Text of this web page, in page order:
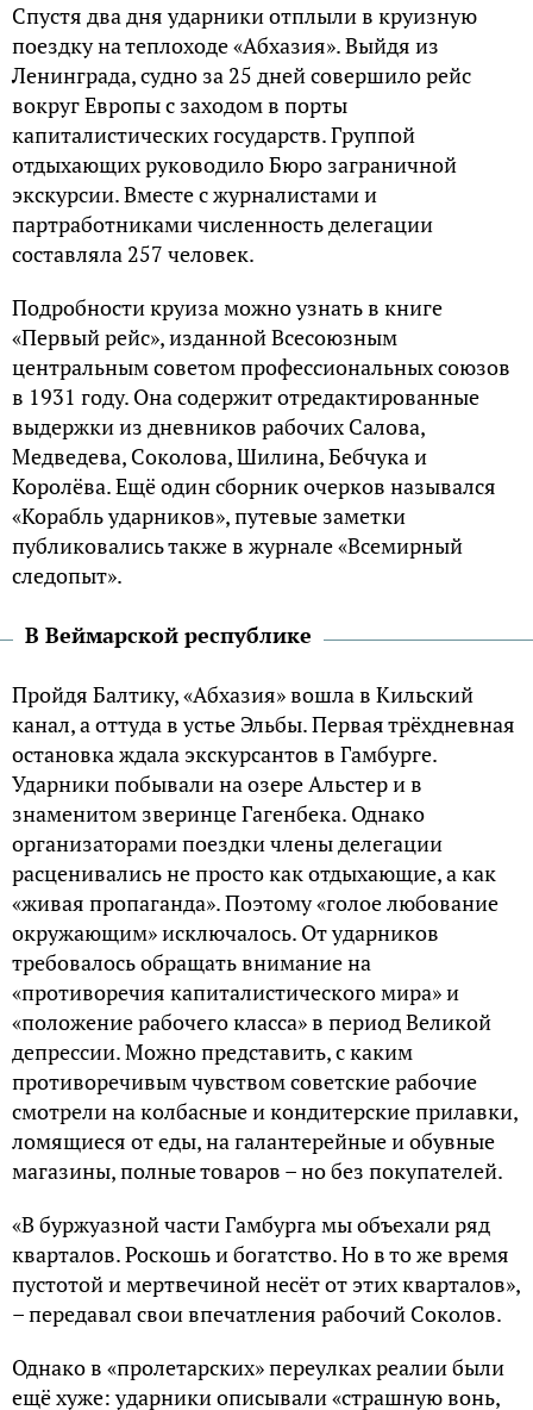
Спустя два дня ударники отплыли в круизную
поездку на теплоходе «Абхазия». Выйдя из
Ленинграда, судно за 25 дней совершило рейс
вокруг Европы с заходом в порты
капиталистических государств. Группой
отдыхающих руководило Бюро заграничной
экскурсии. Вместе с журналистами и
партработниками численность делегации
составляла 257 человек.
Подробности круиза можно узнать в книге
«Первый рейс», изданной Всесоюзным
центральным советом профессиональных союзов
в 1931 году. Она содержит отредактированные
выдержки из дневников рабочих Салова,
Медведева, Соколова, Шилина, Бебчука и
Королёва. Ещё один сборник очерков назывался
«Корабль ударников», путевые заметки
публиковались также в журнале «Всемирный
следопыт».
В Веймарской республике
Пройдя Балтику, «Абхазия» вошла в Кильский
канал, а оттуда в устье Эльбы. Первая трёхдневная
остановка ждала экскурсантов в Гамбурге.
Ударники побывали на озере Альстер и в
знаменитом зверинце Гагенбека. Однако
организаторами поездки члены делегации
расценивались не просто как отдыхающие, а как
«живая пропаганда». Поэтому «голое любование
окружающим» исключалось. От ударников
требовалось обращать внимание на
«противоречия капиталистического мира» и
«положение рабочего класса» в период Великой
депрессии. Можно представить, с каким
противоречивым чувством советские рабочие
смотрели на колбасные и кондитерские прилавки,
ломящиеся от еды, на галантерейные и обувные
магазины, полные товаров – но без покупателей.
«В буржуазной части Гамбурга мы объехали ряд
кварталов. Роскошь и богатство. Но в то же время
пустотой и мертвечиной несёт от этих кварталов»,
– передавал свои впечатления рабочий Соколов.
Однако в «пролетарских» переулках реалии были
ещё хуже: ударники описывали «страшную вонь,